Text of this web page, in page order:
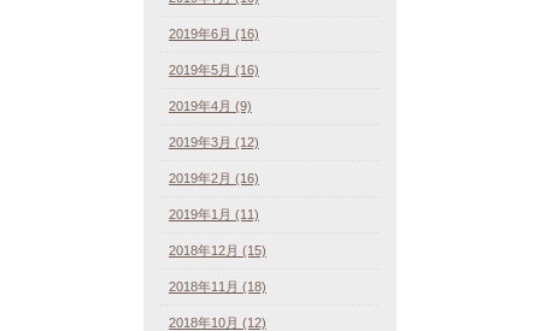
2019年6月 (16)
2019年5月 (16)
2019年4月 (9)
2019年3月 (12)
2019年2月 (16)
2019年1月 (11)
2018年12月 (15)
2018年11月 (18)
2018年10月 (12)